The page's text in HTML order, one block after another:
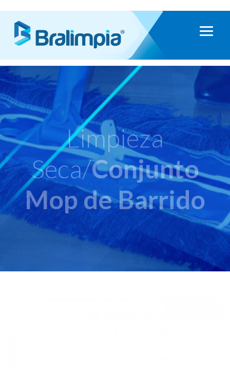
Limpieza
Seca/Conjunto
Mop de Barrido